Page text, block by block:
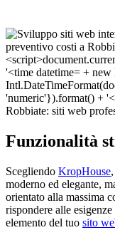
Robbiate: siti web
Funzionalità
Scegliendo KropHouse
moderno ed elegante,
orientato alla massima
rispondere alle
elemento del tuo sito